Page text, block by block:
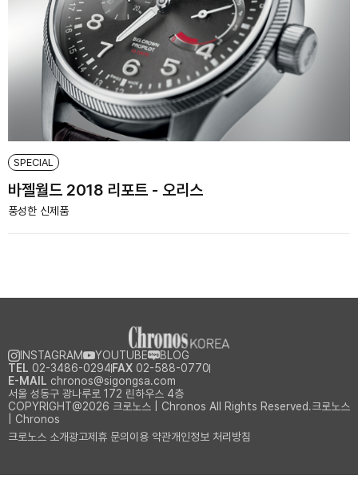
SPECIAL
바젤월드 2018 리포트 - 오리스
풍성한 신제품
크로노스 소개광고제휴 문의 이용 약관개인정보 처리방침
서울 성동구 광나루로 172 린하우스 4층
COPYRIGHT@2026 크로노스 | Chronos All Rights Reserved.크로노스
| Chronos
INSTAGRAM YOUTUBE
BLOG
TEL 02-3486-0294 FAX 02-588-0770
E-MAIL chronos@sigongsa.com